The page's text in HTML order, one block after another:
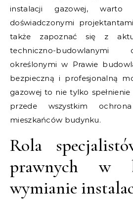
instalacji gazowej, warto
doświadczonymi
także zapoznać się z
techniczno-
określonymi w Prawie
bezpieczną i profesjonalną
gazowej to nie tylko
przede wszystkim
mieszkańców budynku.
Rola
prawnych w
wymianie